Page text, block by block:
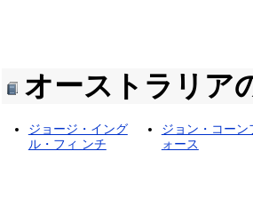
オーストラリア
ジョージ・イング
ル・フィ ンチ
ジョン・コーン
ォース